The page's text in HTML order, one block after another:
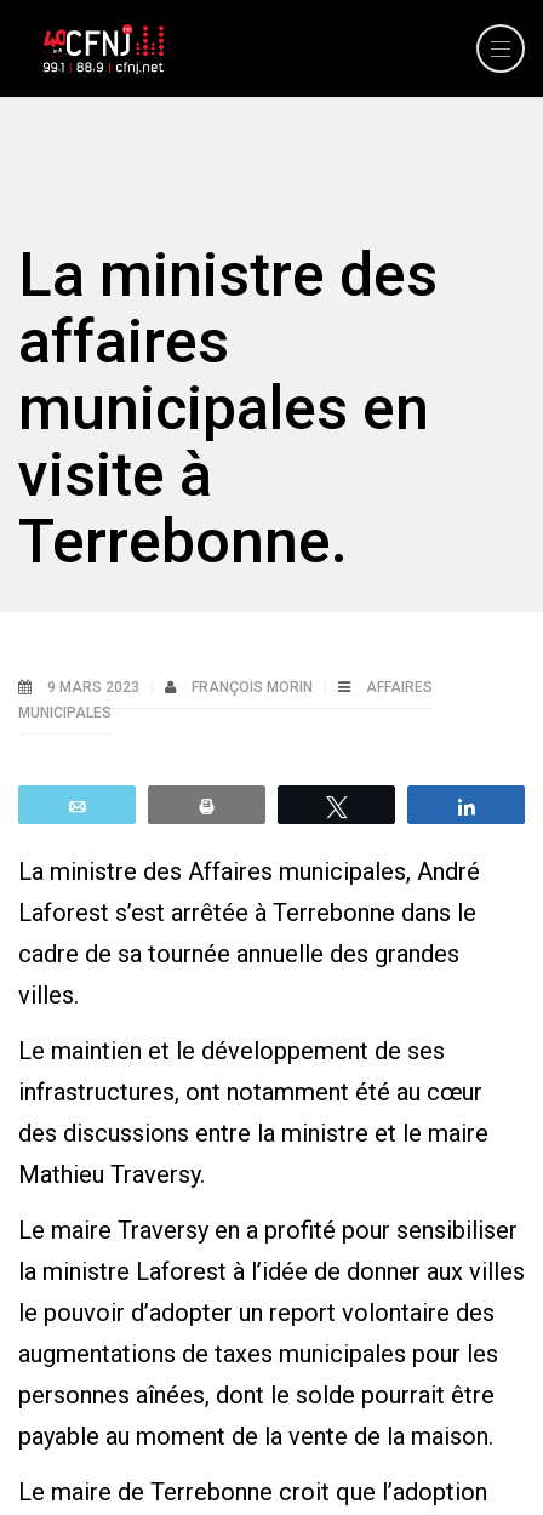
La ministre des
affaires
municipales en
visite à
Terrebonne.
9 MARS 2023 FRANÇOIS MORIN
AFFAIRES
MUNICIPALES
La ministre des Affaires municipales, André
Laforest s’est arrêtée à Terrebonne dans le
cadre de sa tournée annuelle des grandes
villes.
Le maintien et le développement de ses
infrastructures, ont notamment été au cœur
des discussions entre la ministre et le maire
Mathieu Traversy.
Le maire Traversy en a profité pour sensibiliser
la ministre Laforest à l’idée de donner aux villes
le pouvoir d’adopter un report volontaire des
augmentations de taxes municipales pour les
personnes aînées, dont le solde pourrait être
payable au moment de la vente de la maison.
Le maire de Terrebonne croit que l’adoption